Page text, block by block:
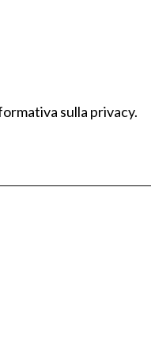
sulla privacy.